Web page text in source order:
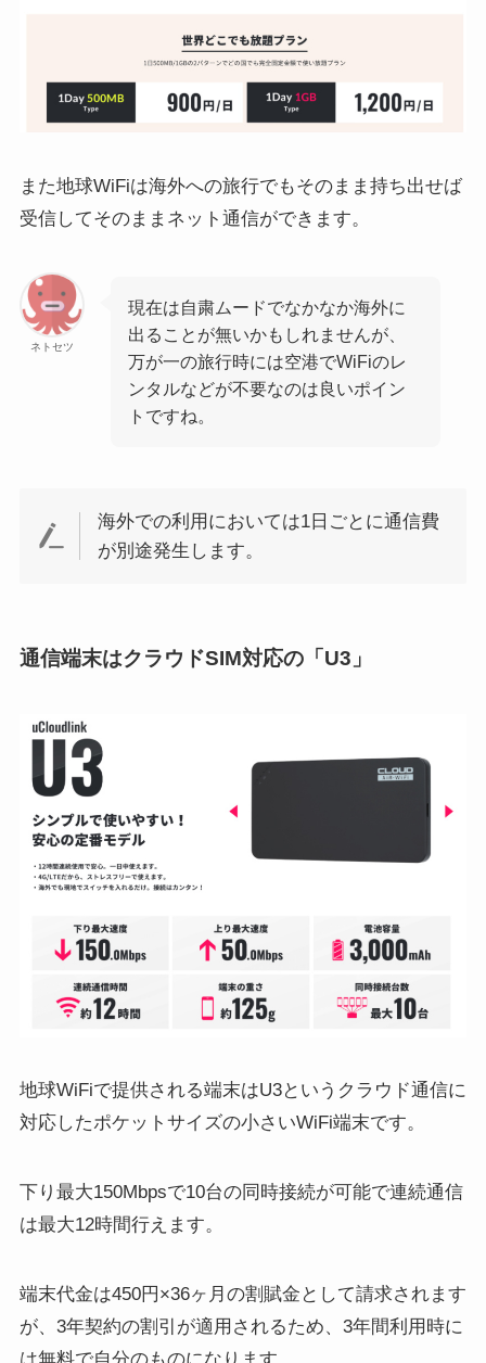
また地球WiFiは海外への旅行でもそのまま持ち出せば
受信してそのままネット通信ができます。
ネトセツ
現在は自粛ムードでなかなか海外に
出ることが無いかもしれませんが、
万が一の旅行時には空港でWiFiのレ
ンタルなどが不要なのは良いポイン
トですね。
海外での利用においては1日ごとに通信費
が別途発生します。
通信端末はクラウドSIM対応の「U3」
地球WiFiで提供される端末はU3というクラウド通信に
対応したポケットサイズの小さいWiFi端末です。
下り最大150Mbpsで10台の同時接続が可能で連続通信
は最大12時間行えます。
端末代金は450円×36ヶ月の割賦金として請求されます
が、3年契約の割引が適用されるため、3年間利用時に